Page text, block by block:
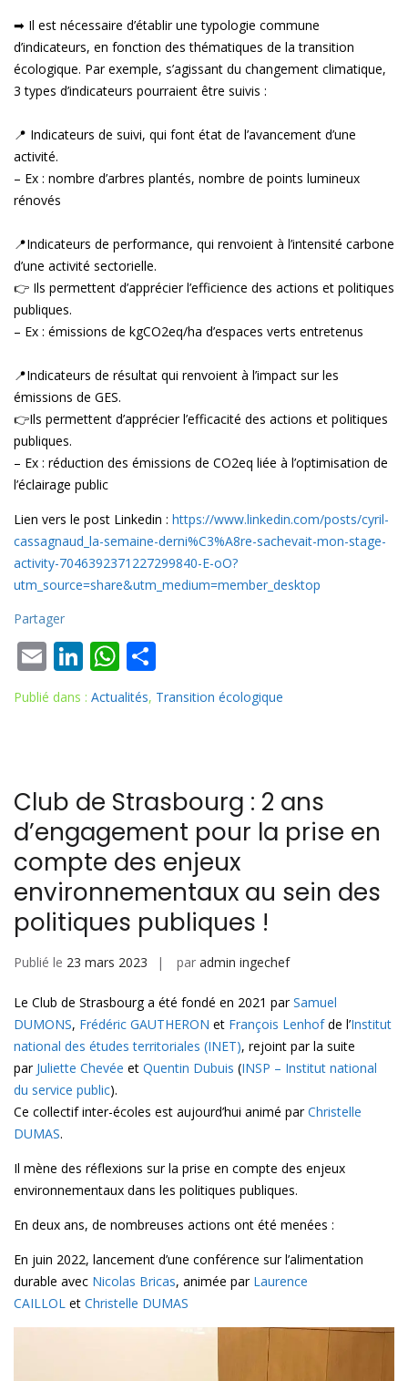
➡ Il est nécessaire d’établir une typologie commune
d’indicateurs, en fonction des thématiques de la transition
écologique. Par exemple, s’agissant du changement climatique,
3 types d’indicateurs pourraient être suivis :
📍 Indicateurs de suivi, qui font état de l’avancement d’une
activité.
– Ex : nombre d’arbres plantés, nombre de points lumineux
rénovés
📍Indicateurs de performance, qui renvoient à l’intensité carbone
d’une activité sectorielle.
👉 Ils permettent d’apprécier l’efficience des actions et politiques
publiques.
– Ex : émissions de kgCO2eq/ha d’espaces verts entretenus
📍Indicateurs de résultat qui renvoient à l’impact sur les
émissions de GES.
👉Ils permettent d’apprécier l’efficacité des actions et politiques
publiques.
– Ex : réduction des émissions de CO2eq liée à l’optimisation de
l’éclairage public
Lien vers le post Linkedin : https://www.linkedin.com/posts/cyril-
cassagnaud_la-semaine-derni%C3%A8re-sachevait-mon-stage-
activity-7046392371227299840-E-oO?
utm_source=share&utm_medium=member_desktop
Partager
E
m
ai
Li
n
k
n
W
h
at
p
p
ar
ta
Publié dans : Actualités, Transition écologique
Club de Strasbourg : 2 ans
d’engagement pour la prise en
compte des enjeux
environnementaux au sein des
politiques publiques !
Publié le 23 mars 2023 par admin ingechef
Le Club de Strasbourg a été fondé en 2021 parSamuel
DUMONS, Frédéric GAUTHERON et François Lenhofde l’Institut
national des études territoriales (INET), rejoint par la suite
par Juliette Chevée et Quentin Dubuis (INSP – Institut national
du service public).
Ce collectif inter-écoles est aujourd’hui animé parChristelle
DUMAS.
Il mène des réflexions sur la prise en compte des enjeux
environnementaux dans les politiques publiques.
En deux ans, de nombreuses actions ont été menées :
En juin 2022, lancement d’une conférence sur l’alimentation
durable avec Nicolas Bricas, animée par Laurence
CAILLOL et Christelle DUMAS